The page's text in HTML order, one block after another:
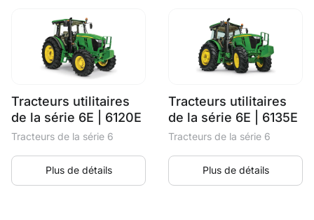
Tracteurs utilitaires
de la série 6E | 6120E
Tracteurs de la série 6
Plus de détails
Tracteurs utilitaires
de la série 6E | 6135E
Tracteurs de la série 6
Plus de détails